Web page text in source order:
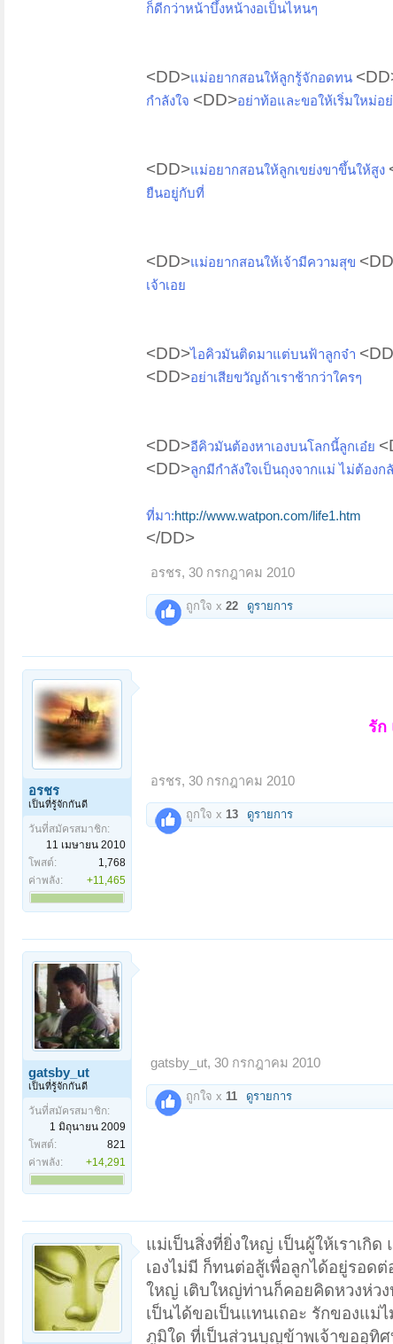
ก็ดีกว่าหน้าบึ้งหน้างอเป็นไหนๆ
<DD>แม่อยากสอนให้ลูกรู้จักอดทน
กำลังใจ <DD>อย่าท้อและขอให้เริ่มใหม่อ
<DD>แม่อยากสอนให้ลูกเขย่งขาขึ้นให้สูง
ยืนอยู่กับที่
<DD>แม่อยากสอนให้เจ้ามีความสุข
เจ้าเอย
<DD>ไอคิวมันติดมาแต่บนฟ้าลูกจ๋า
<DD>อย่าเสียขวัญถ้าเราช้ากว่าใครๆ
<DD>อีคิวมันต้องหาเองบนโลกนี้ลูกเอ๋ย
<DD>ลูกมีกำลังใจเป็นถุงจากแม่ ไม่ต้องก
ที่มา:http://www.watpon.com/life1.htm
</DD>
อรชร, 30 กรกฎาคม 2010
ถูกใจ x 22 ดูรายการ
อรชร
เป็นที่รู้จักกันดี
วันที่สมัครสมาชิก:
11 เมษายน 2010
โพสต์:
1,768
ค่าพลัง:
+11,465
รัก
อรชร, 30 กรกฎาคม 2010
ถูกใจ x 13 ดูรายการ
gatsby_ut
เป็นที่รู้จักกันดี
วันที่สมัครสมาชิก:
1 มิถุนายน 2009
โพสต์:
821
ค่าพลัง:
+14,291
gatsby_ut, 30 กรกฎาคม 2010
ถูกใจ x 11 ดูรายการ
แม่เป็นสิ่งที่ยิ่งใหญ่ เป็นผู้ให้เราเกิ
เองไม่มี ก็ทนต่อสู้เพื่อลูกได้อยู่รอด
ใหญ่ เติบใหญ่ท่านก็คอยคิดหวงห่วง
เป็นได้ขอเป็นแทนเถอะ รักของแม่
ภูมิใด ที่เป็นส่วนบุญข้าพเจ้าขออุทิ